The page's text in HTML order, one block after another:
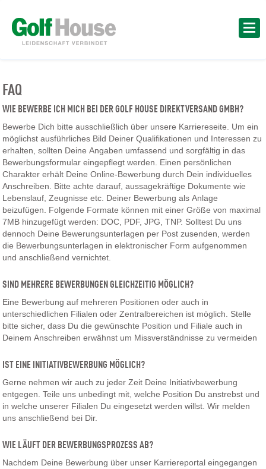
FAQ
WIE BEWERBE ICH MICH BEI DER GOLF HOUSE DIREKTVERSAND GMBH?
Bewerbe Dich bitte ausschließlich über unsere Karriereseite. Um ein
möglichst ausführliches Bild Deiner Qualifikationen und Interessen zu
erhalten, sollten Deine Angaben umfassend und sorgfältig in das
Bewerbungsformular eingepflegt werden. Einen persönlichen
Charakter erhält Deine Online-Bewerbung durch Dein individuelles
Anschreiben. Bitte achte darauf, aussagekräftige Dokumente wie
Lebenslauf, Zeugnisse etc. Deiner Bewerbung als Anlage
beizufügen. Folgende Formate können mit einer Größe von maximal
7MB hinzugefügt werden: DOC, PDF, JPG, TNP. Solltest Du uns
dennoch Deine Bewerungsunterlagen per Post zusenden, werden
die Bewerbungsunterlagen in elektronischer Form aufgenommen
und anschließend vernichtet.
SIND MEHRERE BEWERBUNGEN GLEICHZEITIG MÖGLICH?
Eine Bewerbung auf mehreren Positionen oder auch in
unterschiedlichen Filialen oder Zentralbereichen ist möglich. Stelle
bitte sicher, dass Du die gewünschte Position und Filiale auch in
Deinem Anschreiben erwähnst um Missverständnisse zu vermeiden
IST EINE INITIATIVBEWERBUNG MÖGLICH?
Gerne nehmen wir auch zu jeder Zeit Deine Initiativbewerbung
entgegen. Teile uns unbedingt mit, welche Position Du anstrebst und
in welche unserer Filialen Du eingesetzt werden willst. Wir melden
uns anschließend bei Dir.
WIE LÄUFT DER BEWERBUNGSPROZESS AB?
Nachdem Deine Bewerbung über unser Karriereportal eingegangen